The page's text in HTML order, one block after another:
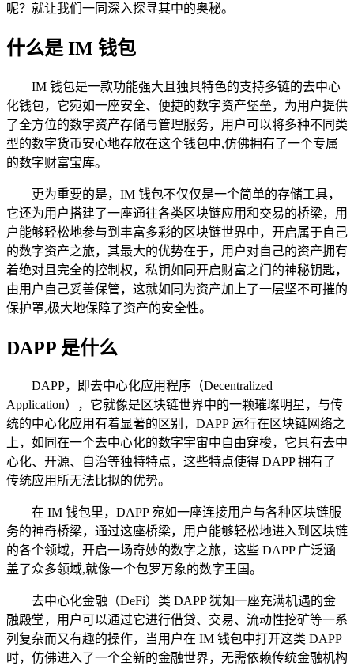
呢？就让我们一同深入探寻其中的奥秘。
什么是 IM 钱包
IM 钱包是一款功能强大且独具特色的支持多链的去中心
化钱包，它宛如一座安全、便捷的数字资产堡垒，为用户提供
了全方位的数字资产存储与管理服务，用户可以将多种不同类
型的数字货币安心地存放在这个钱包中,仿佛拥有了一个专属
的数字财富宝库。
更为重要的是，IM 钱包不仅仅是一个简单的存储工具，
它还为用户搭建了一座通往各类区块链应用和交易的桥梁，用
户能够轻松地参与到丰富多彩的区块链世界中，开启属于自己
的数字资产之旅，其最大的优势在于，用户对自己的资产拥有
着绝对且完全的控制权，私钥如同开启财富之门的神秘钥匙，
由用户自己妥善保管，这就如同为资产加上了一层坚不可摧的
保护罩,极大地保障了资产的安全性。
DAPP 是什么
DAPP，即去中心化应用程序（Decentralized
Application），它就像是区块链世界中的一颗璀璨明星，与传
统的中心化应用有着显著的区别，DAPP 运行在区块链网络之
上，如同在一个去中心化的数字宇宙中自由穿梭，它具有去中
心化、开源、自治等独特特点，这些特点使得 DAPP 拥有了
传统应用所无法比拟的优势。
在 IM 钱包里，DAPP 宛如一座连接用户与各种区块链服
务的神奇桥梁，通过这座桥梁，用户能够轻松地进入到区块链
的各个领域，开启一场奇妙的数字之旅，这些 DAPP 广泛涵
盖了众多领域,就像一个包罗万象的数字王国。
去中心化金融（DeFi）类 DAPP 犹如一座充满机遇的金
融殿堂，用户可以通过它进行借贷、交易、流动性挖矿等一系
列复杂而又有趣的操作，当用户在 IM 钱包中打开这类 DAPP
时，仿佛进入了一个全新的金融世界，无需依赖传统金融机构